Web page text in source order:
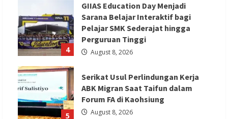
4
GIIAS Education Day Menjadi
Sarana Belajar Interaktif bagi
Pelajar SMK Sederajat hingga
Perguruan Tinggi
August 8, 2026
5
Serikat Usul Perlindungan Kerja
ABK Migran Saat Taifun dalam
Forum FA di Kaohsiung
August 8, 2026